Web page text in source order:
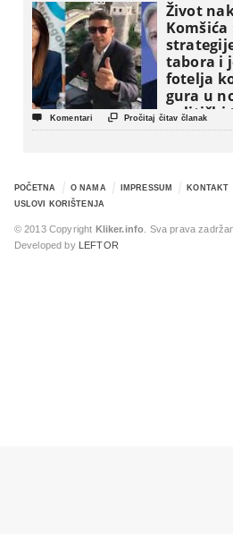
Život
Komšića
tabora i
fotelja
gura u
politički
 Komentari  Pročitaj čitav članak
POČETNA O NAMA IMPRESSUM KONTAKT
USLOVI KORIŠTENJA
© 2013 Copyright Kliker.info . Sva prava
Developed by
LEFTOR